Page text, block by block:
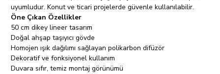
uyumludur. Konut ve ticari projelerde güvenle kullanılabilir.
Öne Çıkan Özellikler
50 cm dikey lineer tasarım
Doğal ahşap taşıyıcı gövde
Homojen ışık dağılımı sağlayan polikarbon difüzör
Dekoratif ve fonksiyonel kullanım
Duvara sıfır, temiz montaj görünümü